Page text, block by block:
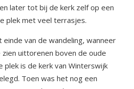
later tot bij de kerk zelf op een
plek met veel terrasjes.
van de wandeling, wanneer
uittorenen boven de oude
plek is de kerk van Winterswijk
Toen was het nog een